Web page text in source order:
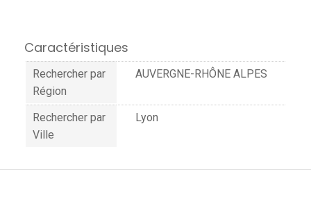
Caractéristiques
Rechercher par
Région
AUVERGNE-RHÔNE ALPES
Rechercher par
Ville
Lyon